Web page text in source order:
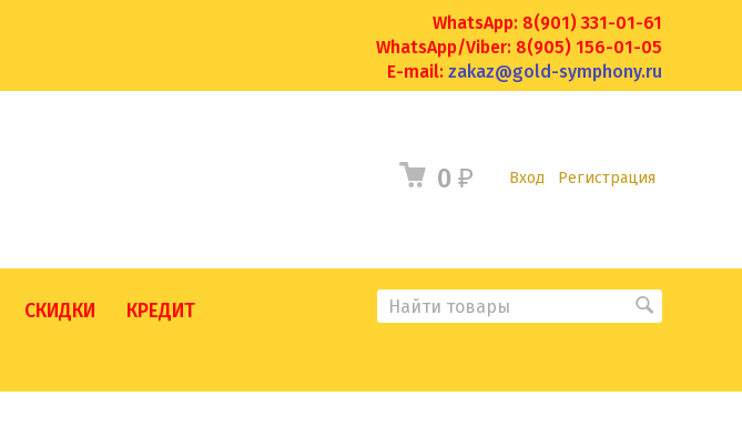
WhatsApp: 8(901) 331-01-61
WhatsApp/Viber: 8(905) 156-01-05
E-mail: zakaz@gold-symphony.ru
Вход Регистрация
0 ₽
СКИДКИ
КРЕДИТ